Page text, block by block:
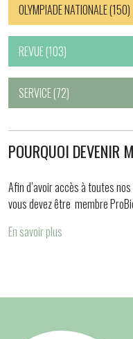
OLYMPIADE NATIONALE(150)
REVUE(103)
SERVICE(72)
POURQUOI DEVENIR
Afin d’avoir accès à toutes
vous devez être membre
En savoir plus